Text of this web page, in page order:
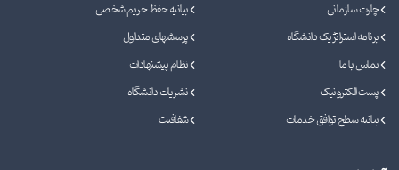
چارت سازمانی
بیانیه حفظ حریم شخصی
برنامه استراتژیک دانشگاه
پرسشهای متداول
تماس با ما
نظام پیشنهادات
پست الکترونیک
نشریات دانشگاه
بیانیه سطح توافق خدمات
شفافیت